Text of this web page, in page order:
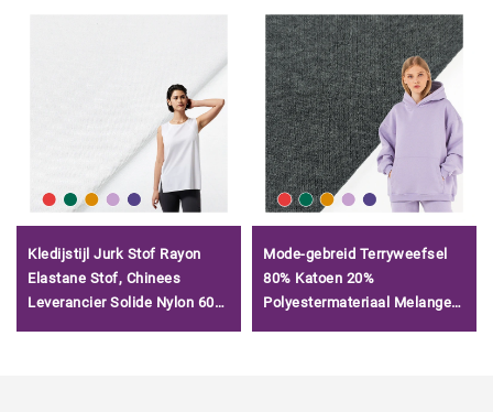
Kledijstijl Jurk Stof Rayon
Elastane Stof, Chinees
Leverancier Solide Nylon 60S
Mode-gebreid Terryweefsel
80% Katoen 20%
Polyestermateriaal Melange